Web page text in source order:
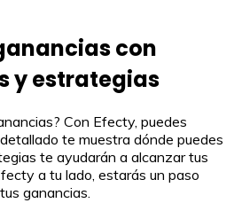
con
y estrategias
Con Efecty, puedes
te muestra dónde puedes
te ayudarán a alcanzar tus
a tu lado, estarás un paso
ganancias.